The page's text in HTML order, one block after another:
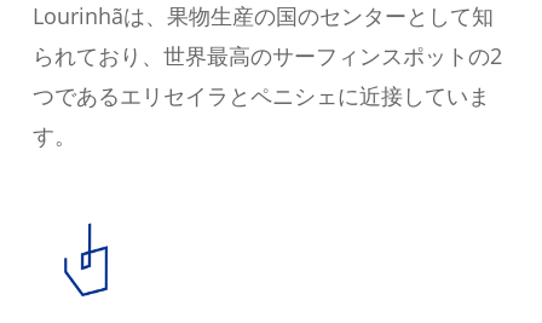
Lourinhãは、果物生産の国のセンターとして知
られており、世界最高のサーフィンスポットの2
つであるエリセイラとペニシェに近接していま
す。